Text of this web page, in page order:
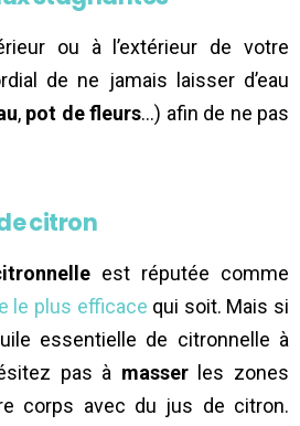
ou à l’extérieur de votre
de ne jamais laisser d’eau
, pot de fleurs…) afin de ne pas
citron
est réputée comme
le plus efficace qui soit. Mais si
essentielle de citronnelle à
pas à masserles zones
corps avec du jus de citron.